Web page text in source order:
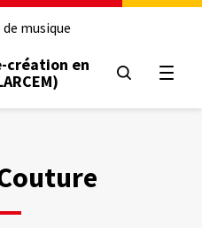
musique
création en